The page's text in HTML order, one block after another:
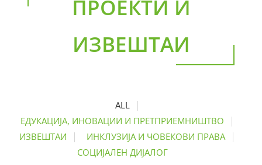
ПРОЕКТИ И
ИЗВЕШТАИ
ALL
ЕДУКАЦИЈА, ИНОВАЦИИ И ПРЕТПРИЕМНИШТВО
ИЗВЕШТАИ
ИНКЛУЗИЈА И ЧОВЕКОВИ ПРАВА
СОЦИЈАЛЕН ДИЈАЛОГ